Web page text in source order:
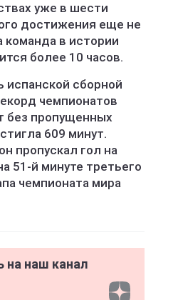
уже в шести
достижения еще не
команда в истории
более 10 часов.
испанской сборной
чемпионатов
без пропущенных
609 минут.
пропускал гол на
51-й минуте третьего
чемпионата мира
на наш канал